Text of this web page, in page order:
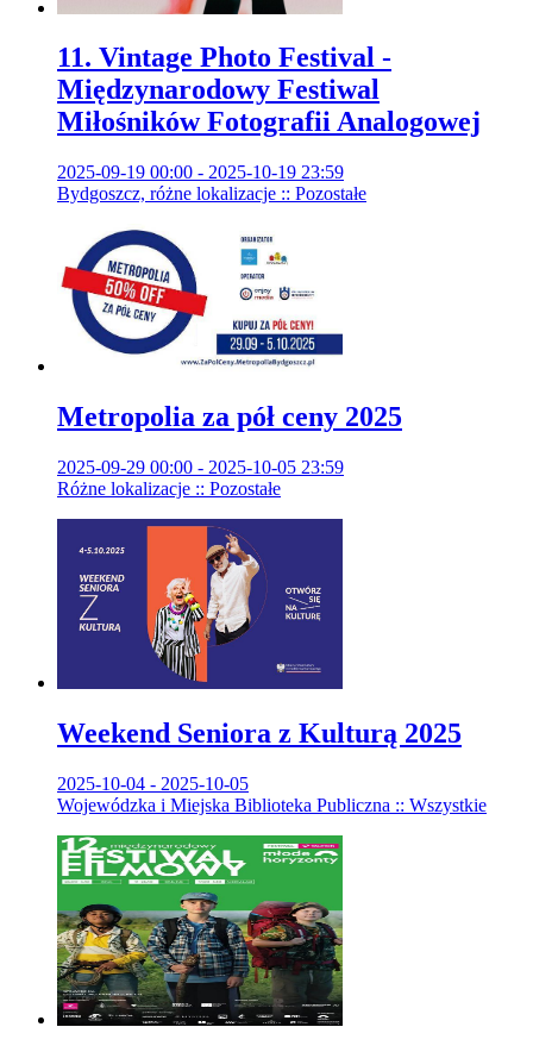
11. Vintage Photo Festival -
Międzynarodowy Festiwal
Miłośników Fotografii Analogowej
2025-09-19 00:00 - 2025-10-19 23:59
Bydgoszcz, różne lokalizacje :: Pozostałe
Metropolia za pół ceny 2025
2025-09-29 00:00 - 2025-10-05 23:59
Różne lokalizacje :: Pozostałe
Weekend Seniora z Kulturą 2025
2025-10-04 - 2025-10-05
Wojewódzka i Miejska Biblioteka Publiczna :: Wszystkie